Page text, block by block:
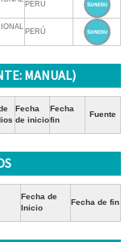
PERÚ
PERÚ
MANUAL)
Fecha
de inicio
Fecha
fin
Fuente
Fecha de
Inicio
Fecha de fin